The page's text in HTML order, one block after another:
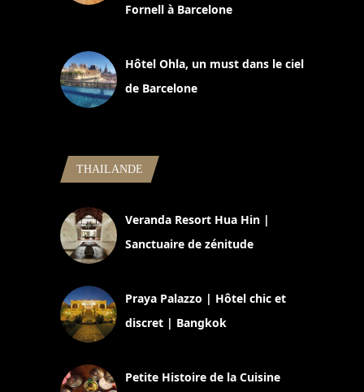
Fornell à Barcelone
Hôtel Ohla, un must dans le ciel
de Barcelone
THAILANDE
Veranda Resort Hua Hin |
Sanctuaire de zénitude
Praya Palazzo | Hôtel chic et
discret | Bangkok
Petite Histoire de la Cuisine